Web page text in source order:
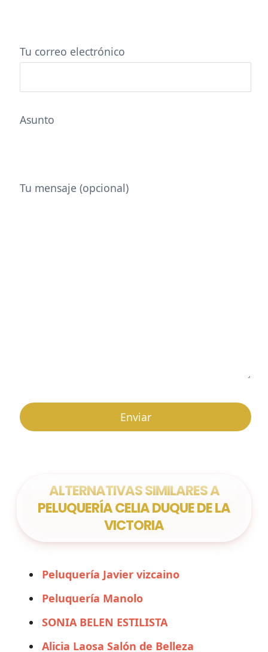
Tu correo electrónico
Asunto
Tu mensaje (opcional)
ALTERNATIVAS SIMILARES A
PELUQUERÍA CELIA DUQUE DE LA
VICTORIA
Peluquería Javier vizcaino
Peluquería Manolo
SONIA BELEN ESTILISTA
Alicia Laosa Salón de Belleza